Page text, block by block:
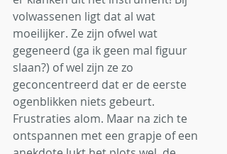
volwassenen ligt dat al wat
moeilijker. Ze zijn ofwel wat
gegeneerd (ga ik geen mal figuur
slaan?) of wel zijn ze zo
geconcentreerd dat er de eerste
ogenblikken niets gebeurt.
Frustraties alom. Maar na zich te
ontspannen met een grapje of een